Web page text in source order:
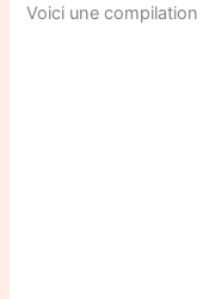
Voici une compilation